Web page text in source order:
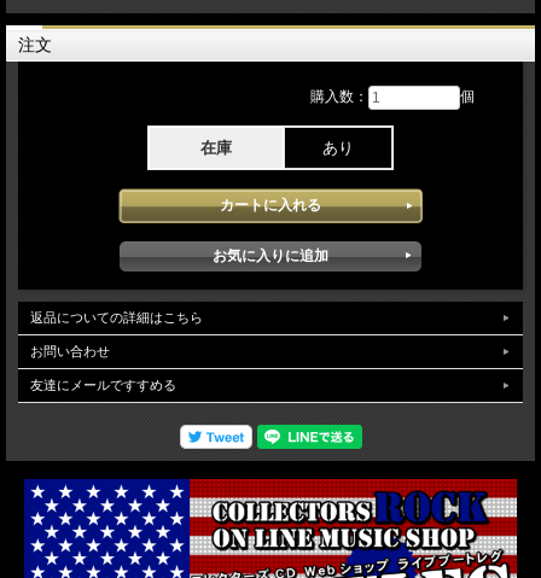
performanceのベストと言っても過言ではない位最高のショットで最高のsoundが
堪能できます。オープンスタジアムに多くのラテン系Audienceの大観衆の中
ム・ハミルトンンの体調が悪く代役でDavid Hullがベースを務めましたがそれ以上
映像のqualityを保つ為に二層式DISCで作成されていますので安定した高画質で堪
注文
購入数： 個
在庫 あり
返品についての詳細はこちら
お問い合わせ
友達にメールですすめる